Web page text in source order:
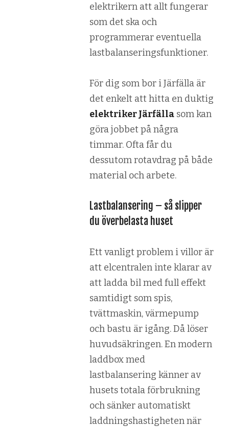
elektrikern att allt fungerar
som det ska och
programmerar eventuella
lastbalanseringsfunktioner.
För dig som bor i Järfälla är
det enkelt att hitta en duktig
elektriker Järfälla som kan
göra jobbet på några
timmar. Ofta får du
dessutom rotavdrag på både
material och arbete.
Lastbalansering – så slipper
du överbelasta huset
Ett vanligt problem i villor är
att elcentralen inte klarar av
att ladda bil med full effekt
samtidigt som spis,
tvättmaskin, värmepump
och bastu är igång. Då löser
huvudsäkringen. En modern
laddbox med
lastbalansering känner av
husets totala förbrukning
och sänker automatiskt
laddningshastigheten när